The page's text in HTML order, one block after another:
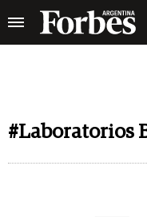
#Laboratorios